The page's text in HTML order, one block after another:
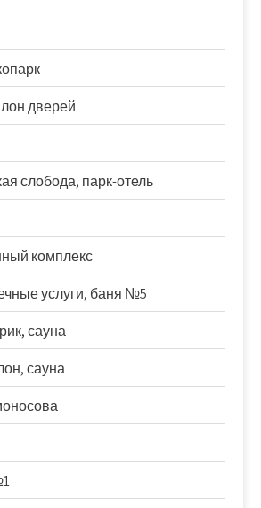
дверей
слобода, парк-отель
комплекс
услуги, баня №5
сауна
сауна